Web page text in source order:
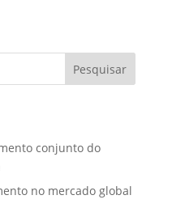
Pesquisar
conjunto do
no mercado global